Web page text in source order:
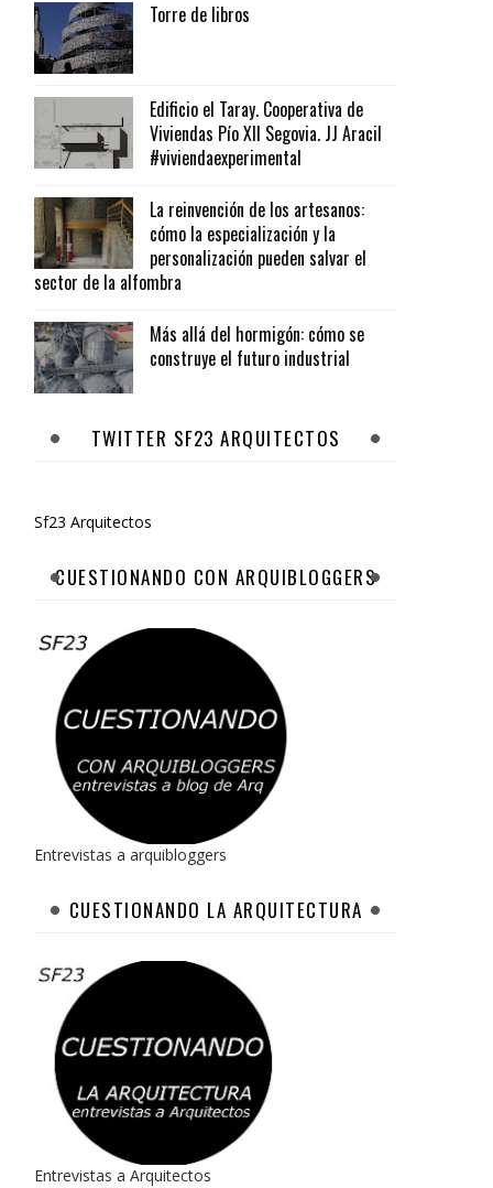
Torre de libros
Edificio el Taray. Cooperativa de
Viviendas Pío XII Segovia. JJ Aracil
#viviendaexperimental
La reinvención de los artesanos:
cómo la especialización y la
personalización pueden salvar el
sector de la alfombra
Más allá del hormigón: cómo se
construye el futuro industrial
TWITTER SF23 ARQUITECTOS
Sf23 Arquitectos
CUESTIONANDO CON ARQUIBLOGGERS
Entrevistas a arquibloggers
CUESTIONANDO LA ARQUITECTURA
Entrevistas a Arquitectos